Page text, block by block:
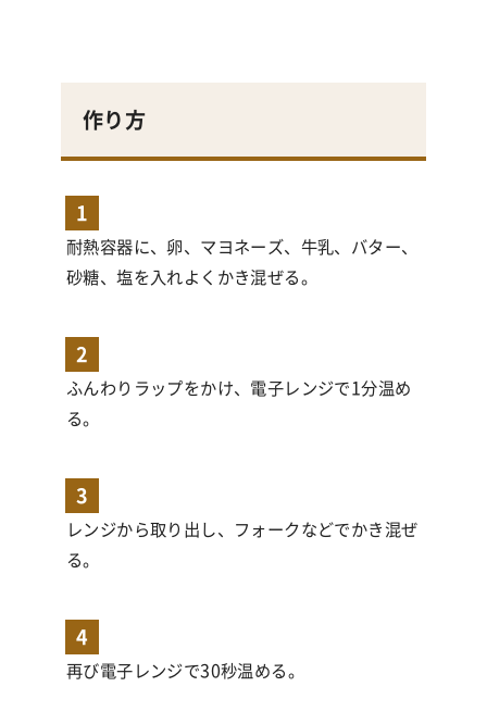
作り方
1
耐熱容器に、卵、マヨネーズ、牛乳、バター、
砂糖、塩を入れよくかき混ぜる。
2
ふんわりラップをかけ、電子レンジで 1分温め
る。
3
レンジから取り出し、フォークなどでかき混ぜ
る。
4
再び電子レンジで30秒温める。